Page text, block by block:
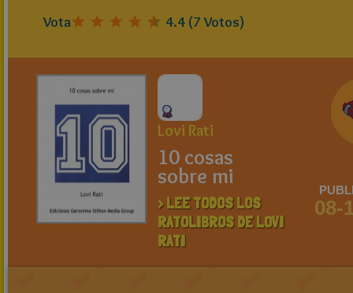
Vota 4.4 (7Votos)
Lovi Rati
10 cosas
sobre mi
> LEE TODOS LOS
RATOLIBROS DE LOVI
RATI
08-